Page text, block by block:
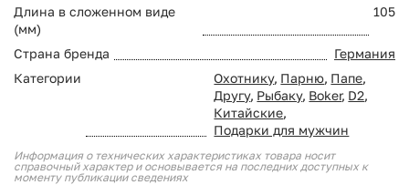
Длина в сложенном виде
(мм)
105
Страна бренда
Германия
Категории
Охотнику, Парню, Папе,
Другу, Рыбаку, Boker, D2,
Китайские,
Подарки для мужчин
Информация о технических характеристиках товара носит
справочный характер и основывается на последних доступных к
моменту публикации сведениях